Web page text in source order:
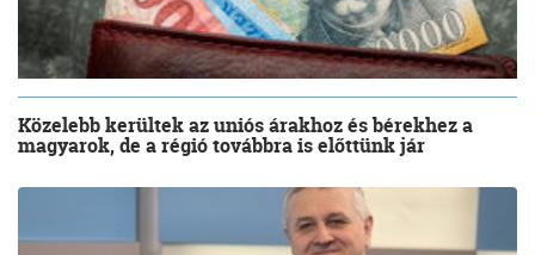
Közelebb kerültek az uniós árakhoz és bérekhez a
magyarok, de a régió továbbra is előttünk jár